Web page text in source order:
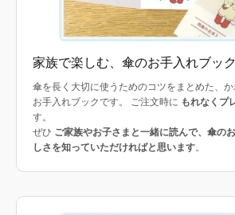
家族で楽しむ、傘のお手入れブック
傘を長く大切に使うためのコツをまとめた、
お手入れブックです。 ご注文時に もれなくプ
す。
ぜひ ご家族やお子さまと一緒に読んで、傘の
しさを知っていただければと思います。